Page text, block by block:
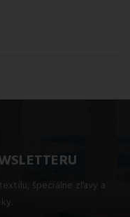
špeciálne zľavy a